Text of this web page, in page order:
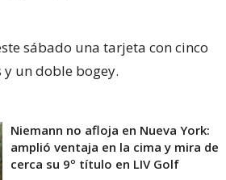
sábado una tarjeta con cinco
un doble bogey.
Niemann no afloja en Nueva York:
amplió ventaja en la cima y mira de
cerca su 9º título en LIV Golf